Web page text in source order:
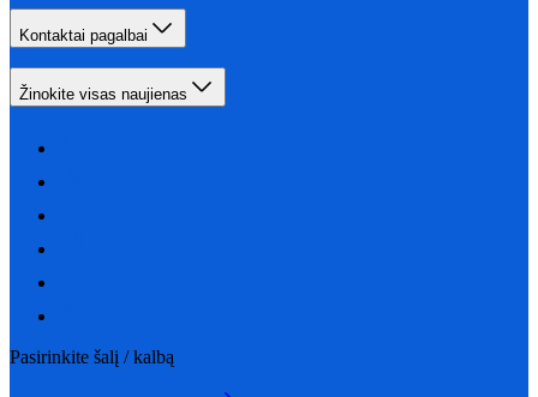
Kontaktai pagalbai
Žinokite visas naujienas
Pasirinkite šalį / kalbą